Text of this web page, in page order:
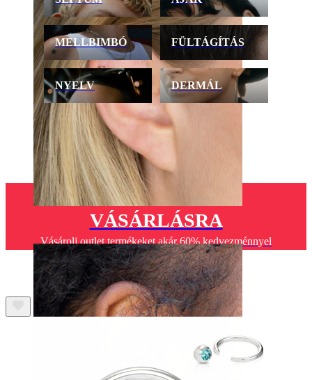
MELLBIMBÓ FÜLTÁGÍTÁS
NYELV DERMÁL
UTOLSÓ ESÉLY A
VÁSÁRLÁSRA
Vásárolj outlet termékeket akár 60% kedvezménnyel